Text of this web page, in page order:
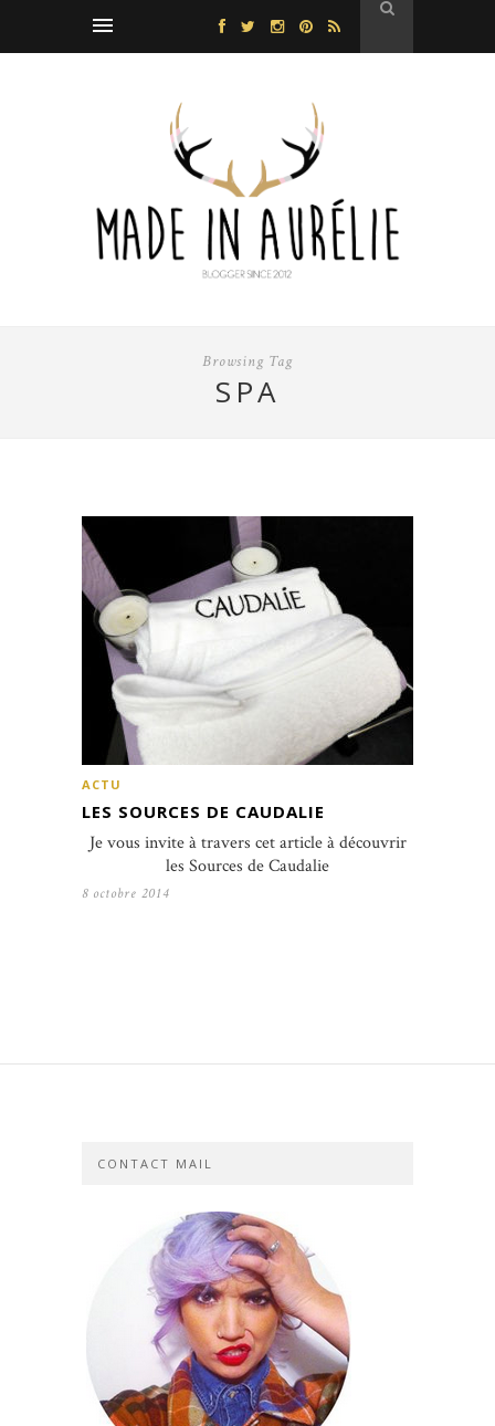
Browsing Tag
SPA
ACTU
LES SOURCES DE CAUDALIE
Je vous invite à travers cet article à découvrir
les Sources de Caudalie
8 octobre 2014
CONTACT MAIL